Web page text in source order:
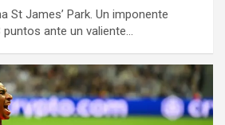
St James’ Park. Un imponente
ante un valiente…